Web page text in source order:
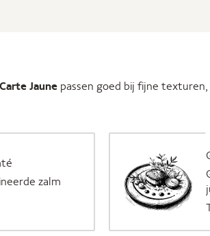
Jaune passen goed bij fijne
zalm